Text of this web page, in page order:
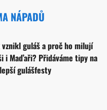
NÁPADŮ
vznikl guláš a proč ho milují
i Maďaři? Přidáváme tipy na
gulášfesty